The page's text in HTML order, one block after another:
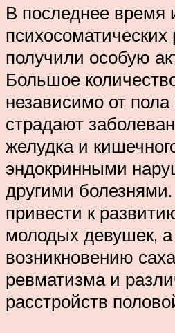
В последнее время
психосоматических
получили особую
Большое
независимо от пола
страдают
желудка и
эндокринными
другими
привести к
молодых девушек, а
возникновению
ревматизма и
расстройств